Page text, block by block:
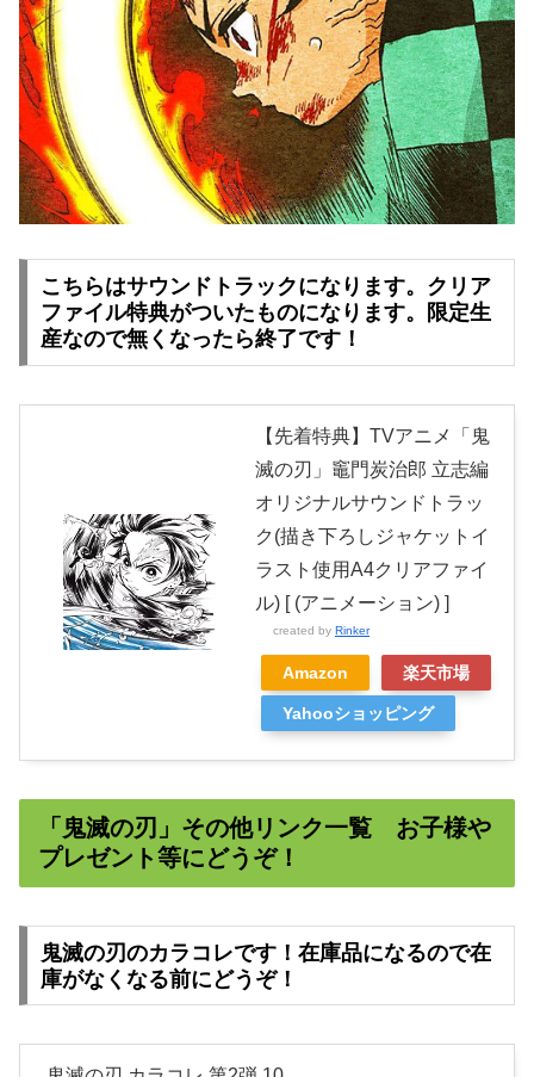
こちらはサウンドトラックになります。クリア
ファイル特典がついたものになります。限定生
産なので無くなったら終了です！
【先着特典】TVアニメ「鬼
滅の刃」竈門炭治郎 立志編
オリジナルサウンドトラッ
ク(描き下ろしジャケットイ
ラスト使用A4クリアファイ
ル) [ (アニメーション) ]
created by Rinker
Amazon 楽天市場
Yahooショッピング
「鬼滅の刃」その他リンク一覧 お子様や
プレゼント等にどうぞ！
鬼滅の刃のカラコレです！在庫品になるので在
庫がなくなる前にどうぞ！